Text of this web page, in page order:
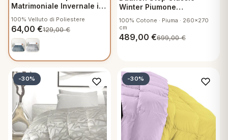
Matrimoniale Invernale in
Velluto - Piumone Letto
Due Piazze 260x270 cm
Elena Ottanio
100% Velluto di Poliestere
64,00 €129,00€
Winter Piumone
Matrimoniale BellaPiuma
36430
100% Cotone · Piuma · 260x270
cm
489,00 €699,00€
-30% -30%